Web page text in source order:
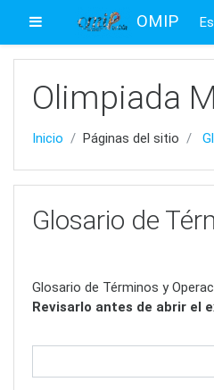
Saltar al contenido principal
Pánel lateral OMIP
Olimpiada
Inicio Páginas del sitio
Glosario de
Glosario de Términos y
Revisarlo antes de abrir el